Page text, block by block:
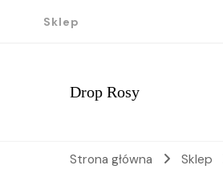
Sklep
Drop Rosy
Strona główna Sklep